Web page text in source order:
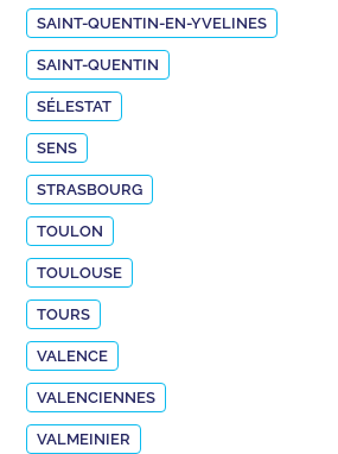
SAINT-QUENTIN-EN-YVELINES
SAINT-QUENTIN
SÉLESTAT
SENS
STRASBOURG
TOULON
TOULOUSE
TOURS
VALENCE
VALENCIENNES
VALMEINIER